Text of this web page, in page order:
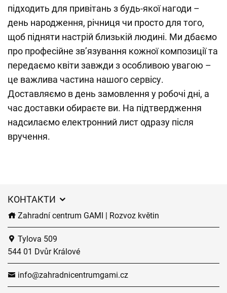
підходить для привітань з будь-якої нагоди –
день народження, річниця чи просто для того,
щоб підняти настрій близькій людині. Ми дбаємо
про професійне зв’язування кожної композиції та
передаємо квіти завжди з особливою увагою –
це важлива частина нашого сервісу.
Доставляємо в день замовлення у робочі дні, а
час доставки обираєте ви. На підтвердження
надсилаємо електронний лист одразу після
вручення.
КОНТАКТИ
Zahradní centrum GAMI | Rozvoz květin
Tylova 509
544 01 Dvůr Králové
info@zahradnicentrumgami.cz